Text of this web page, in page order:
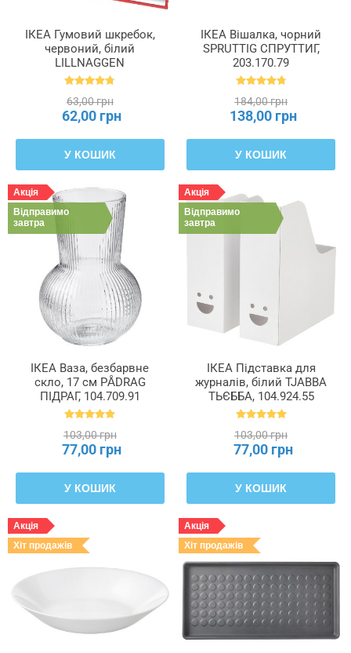
ІКЕА Гумовий шкребок,
червоний, білий
LILLNAGGEN
ЛІЛЛЬНАГЕН, 402.435.96
63,00 грн
62,00 грн
У КОШИК
ІКЕА Вішалка, чорний
SPRUTTIG СПРУТТИГ,
203.170.79
184,00 грн
138,00 грн
У КОШИК
Акція
Відправимо
завтра
ІКЕА Ваза, безбарвне
скло, 17 см PÅDRAG
ПІДРАГ, 104.709.91
103,00 грн
77,00 грн
У КОШИК
Акція
Відправимо
завтра
ІКЕА Підставка для
журналів, білий TJABBA
ТЬЄББА, 104.924.55
103,00 грн
77,00 грн
У КОШИК
Акція
Хіт продажів
Акція
Хіт продажів